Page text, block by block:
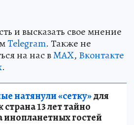
и высказать свое мнение
Telegram. Также не
на нас вMAX, Вконтакте
.
натянули «сетку»для
13 лет тайно
инопланетных гостей